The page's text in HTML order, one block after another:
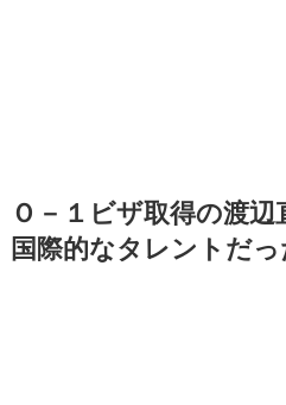
Ｏ－１ビザ取得の渡
国際的なタレントだ